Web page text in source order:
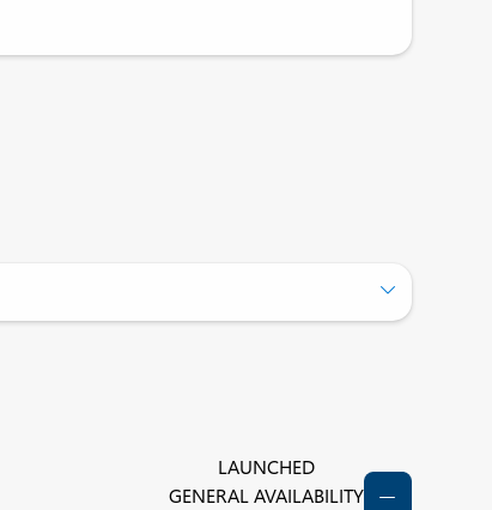
LAUNCHED
GENERAL AVAILABILITY